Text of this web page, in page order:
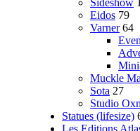
Sideshow
Eidos 79
Varner 64
Muckle
Sota 27
Studio
Statues (lifesize)
Les Editions